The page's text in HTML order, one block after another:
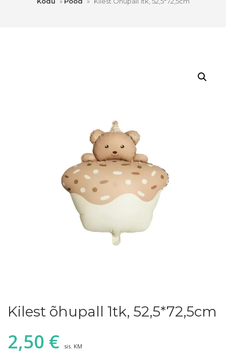
Kilest õhupall 1tk, 52,5*72,5cm
2,50 € sis. KM